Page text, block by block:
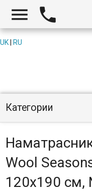
 
UK RU
Категории
Wool
120x190